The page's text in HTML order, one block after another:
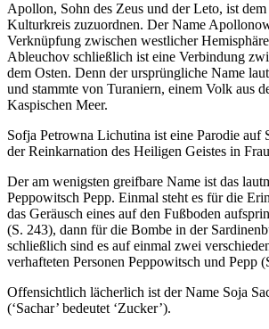
Apollon, Sohn des Zeus und der Leto, ist
Kulturkreis zuzuordnen. Der Name
Verknüpfung zwischen westlicher
Ableuchov schließlich ist eine Verbindung
dem Osten. Denn der ursprüngliche Name
und stammte von Turaniern, einem Volk aus
Kaspischen Meer.
Sofja Petrowna Lichutina ist eine Parodie auf
der Reinkarnation des Heiligen Geistes in
Der am wenigsten greifbare Name ist das
Peppowitsch Pepp. Einmal steht es für die
das Geräusch eines auf den Fußboden
(S. 243), dann für die Bombe in der
schließlich sind es auf einmal zwei
verhafteten Personen Peppowitsch und Pepp
Offensichtlich lächerlich ist der Name Soja
(‘Sachar’ bedeutet ‘Zucker’).